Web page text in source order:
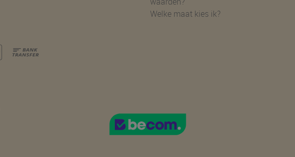
Welke maat kies ik?